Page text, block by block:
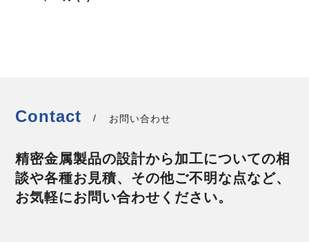
Contact お問い合わせ
精密金属製品の設計から加工についての相
談や各種お見積、その他ご不明な点など、
お気軽にお問い合わせください。